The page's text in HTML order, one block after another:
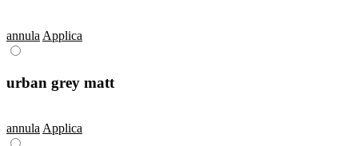
annulaApplica
urban grey matt
annula Applica